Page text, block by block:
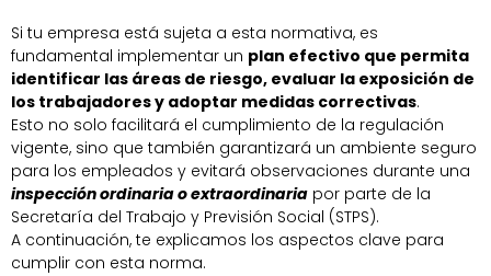
Si tu empresa está sujeta a esta normativa, es
fundamental implementar un plan efectivo que permita
identificar las áreas de riesgo, evaluar la exposición de
los trabajadores y adoptar medidas correctivas.
Esto no solo facilitará el cumplimiento de la regulación
vigente, sino que también garantizará un ambiente seguro
para los empleados y evitará observaciones durante una
inspección ordinaria o extraordinaria por parte de la
Secretaría del Trabajo y Previsión Social (STPS).
A continuación, te explicamos los aspectos clave para
cumplir con esta norma.